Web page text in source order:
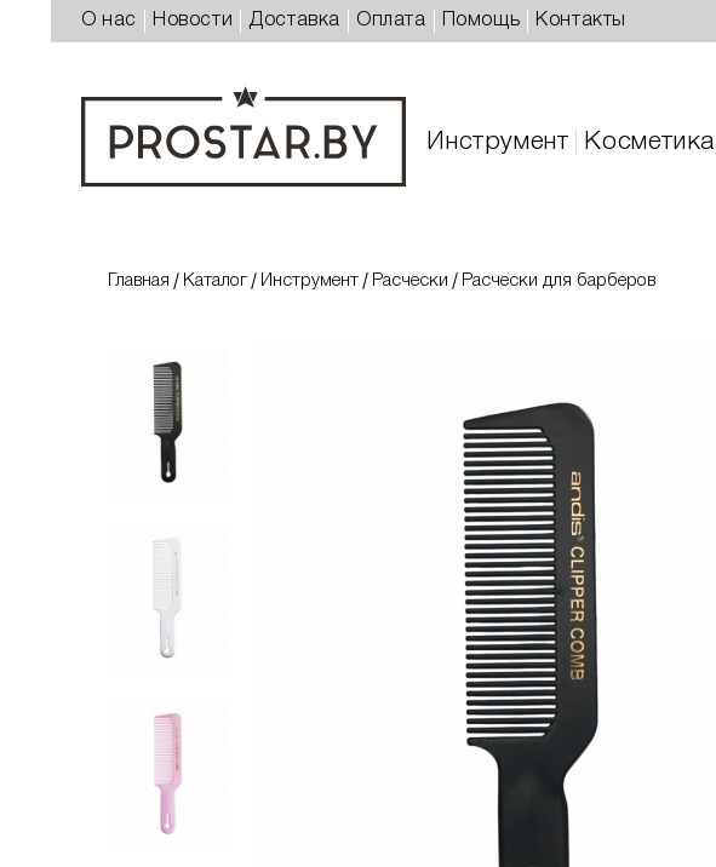
О нас Новости Доставка Оплата Помощь Контакты
Инструмент Косметика
Главная Каталог Инструмент Расчески Расчески для барберов